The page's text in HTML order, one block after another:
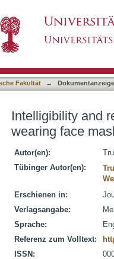
Fakultät → Dokumentanzeige
Intelligibility and
wearing face
Autor(en):
Tübinger Autor(en):
Erschienen in:
Verlagsangabe:
Sprache:
Referenz zum Volltext:
ISSN: